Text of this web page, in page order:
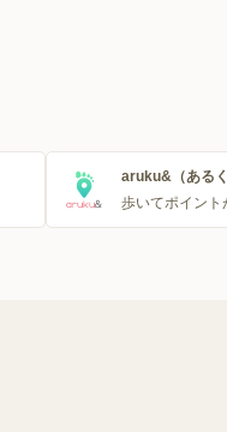
aruku&（ある
歩いてポイント